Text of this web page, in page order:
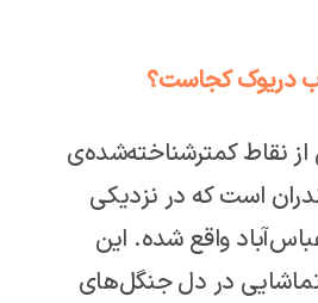
دریوک کجاست؟
نقاط کمترشناخته‌شده‌ی
است که در نزدیکی
واقع شده. این
در دل جنگل‌های